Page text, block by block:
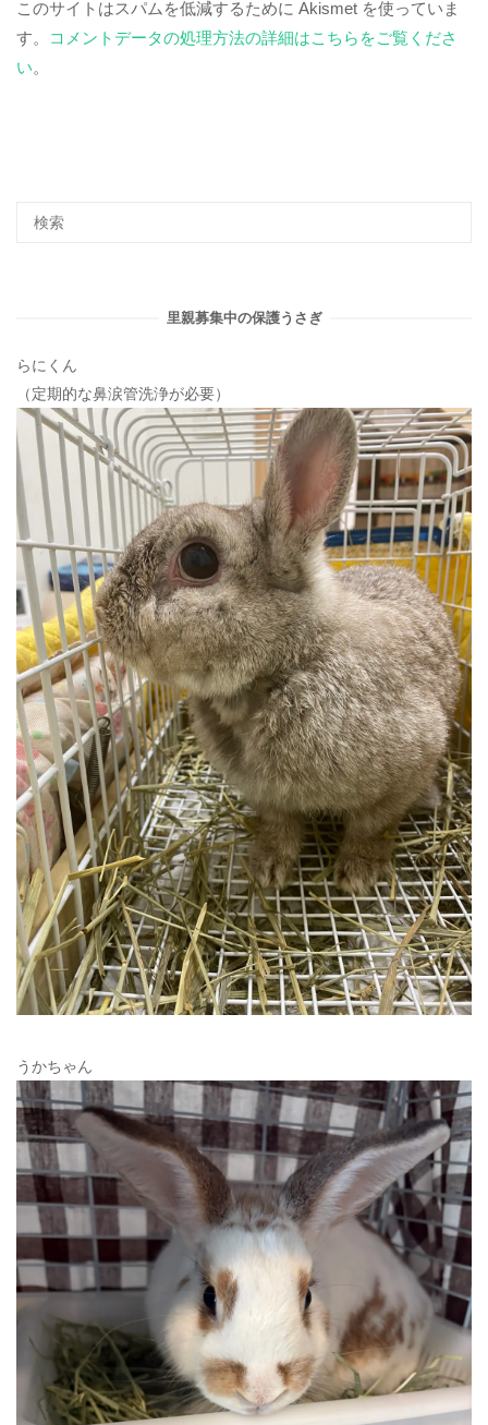
このサイトはスパムを低減するために Akismet を使っていま
す。
コメントデータの処理方法の詳細はこちらをご覧くださ
い。
里親募集中の保護うさぎ
らにくん
（定期的な鼻涙管洗浄が必要）
うかちゃん